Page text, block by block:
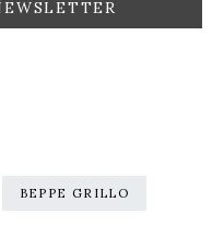
BEPPE GRILLO